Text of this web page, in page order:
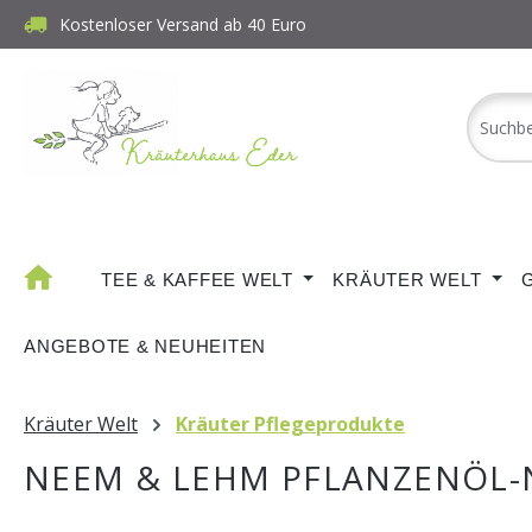
Hauptinhalt springen
Zur Suche springen
Zur Hauptnavigation springen
Kostenloser Versand ab 40 Euro
TEE & KAFFEE WELT KRÄUTER WELT
ANGEBOTE & NEUHEITEN
Kräuter Welt Kräuter Pflegeprodukte
NEEM & LEHM PFLANZENÖL-